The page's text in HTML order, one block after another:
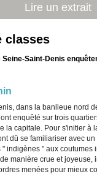
Lire un extrait
classes
Saint-Denis
dans la banlieue nord
enquêté sur trois
la capitale. Pour s'initier à
dû se familiariser avec
" indigènes " aux coutumes
manière crue et joyeuse,
menées pour mieux